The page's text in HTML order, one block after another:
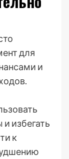
для
и
избегать
к